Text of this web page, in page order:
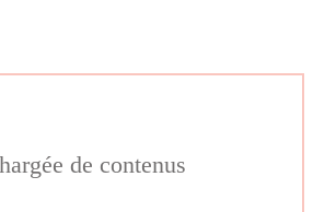
de contenus